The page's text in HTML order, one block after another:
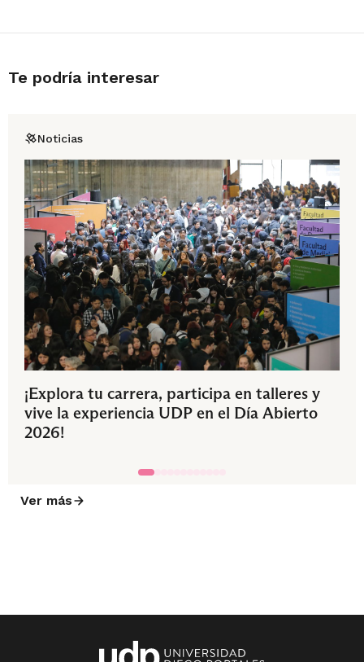
Te podría interesar
Noticias
¡Explora tu carrera, participa en talleres y
vive la experiencia UDP en el Día Abierto
2026!
Ver más